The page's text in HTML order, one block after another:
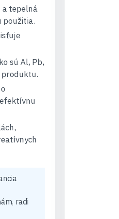
a tepelná
použitia.
sú Al, Pb,
produktu.
radi